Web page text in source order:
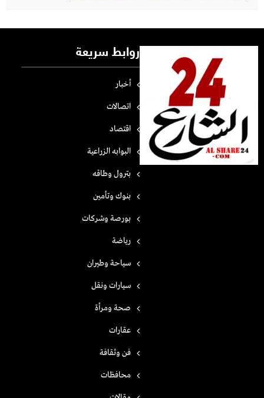
روابط سريعة
أخبار
اتصالات
اقتصاد
البوابه الزراعية
بترول وطاقه
بنوك وتأمين
بورصة وشركات
رياضة
سياحة وطيران
سيارات ونقل
صحة ومرأة
عقارات
فن وثقافة
محافظات